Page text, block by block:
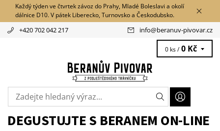
Každý týden ve čtvrtek závoz do Prahy, Mladé Boleslavi a okolí
dálnice D10. V pátek Liberecko, Turnovsko a Českodubsko.
+420 702 042 217 info@beranuv-pivovar.cz
0 ks / 0 Kč
DEGUSTUJTE S BERANEM ON-LINE